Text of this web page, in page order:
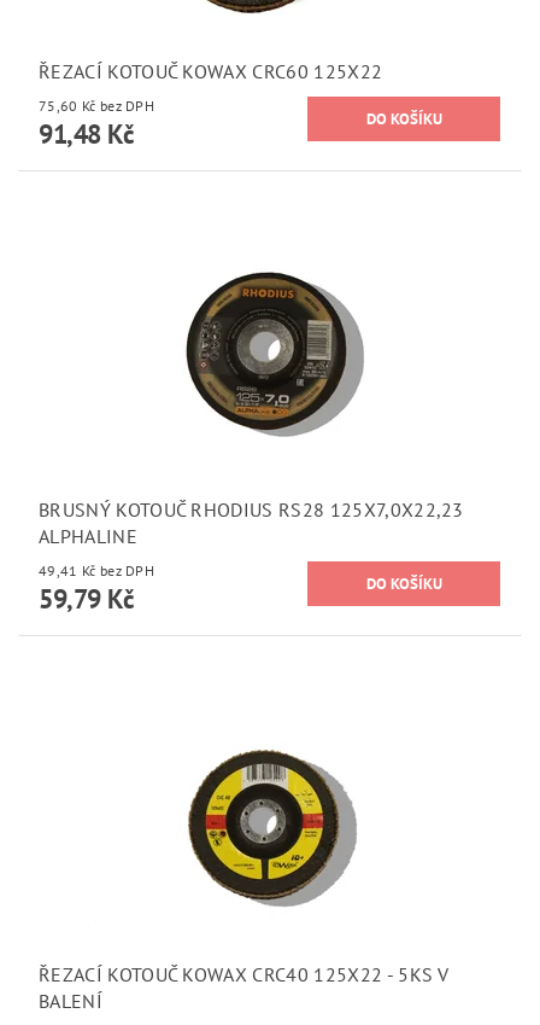
ŘEZACÍ KOTOUČ KOWAX CRC60 125X22
75,60 Kč bez DPH
91,48 Kč
BRUSNÝ KOTOUČ RHODIUS RS28 125X7,0X22,23
ALPHALINE
49,41 Kč bez DPH
59,79 Kč
ŘEZACÍ KOTOUČ KOWAX CRC40 125X22 - 5KS V
BALENÍ